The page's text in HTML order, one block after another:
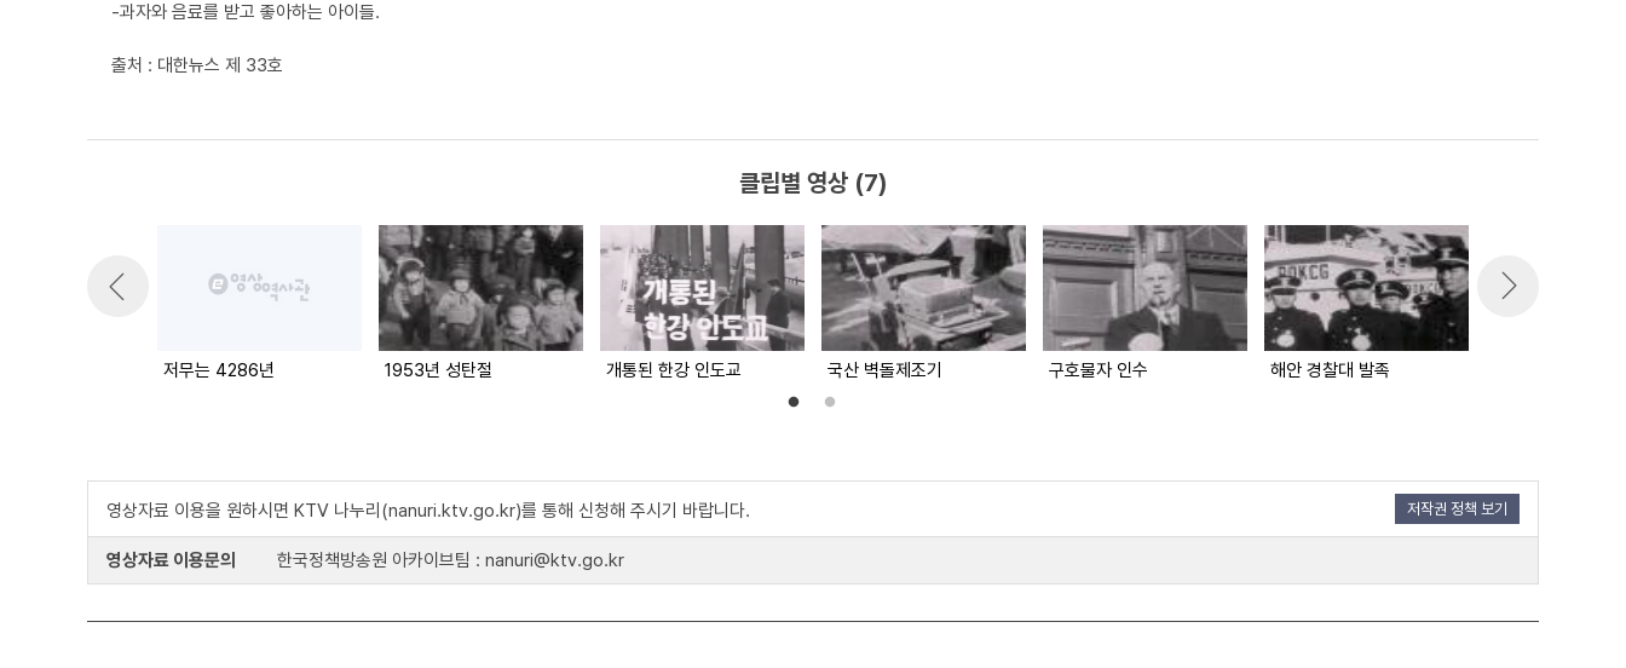
-과자와 음료를 받고 좋아하는 아이들.
출처 : 대한뉴스 제 33호
클립별 영상 (7)
저무는 4286년 1953년 성탄절 개통된 한강 인도교 국산 벽돌제조기 구호물자 인수 해안 경찰대 발족
영상자료 이용을 원하시면 KTV 나누리(nanuri.ktv.go.kr)를 통해 신청해 주시기 바랍니다. 저작권 정책 보기
영상자료 이용문의 한국정책방송원 아카이브팀 : nanuri@ktv.go.kr